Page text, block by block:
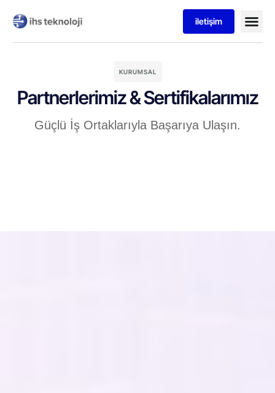
iletişim
KURUMSAL
Partnerlerimiz & Sertifikalarımız
Güçlü İş Ortaklarıyla Başarıya Ulaşın.